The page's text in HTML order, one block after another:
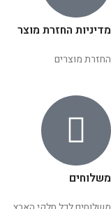
מדיניות החזרת מוצר
החזרת מוצרים
משלוחים